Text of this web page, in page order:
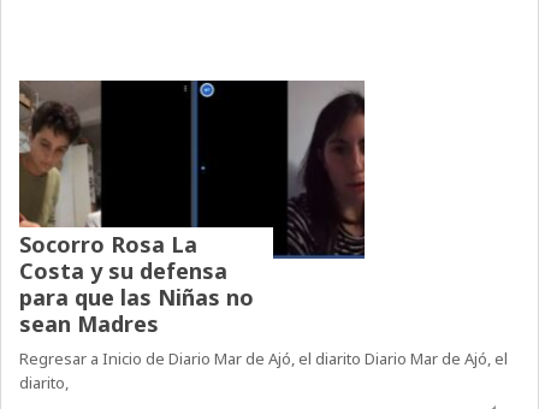
Socorro Rosa La
Costa y su defensa
para que las Niñas no
sean Madres
Regresar a Inicio de Diario Mar de Ajó, el diarito Diario Mar de Ajó, el
diarito,